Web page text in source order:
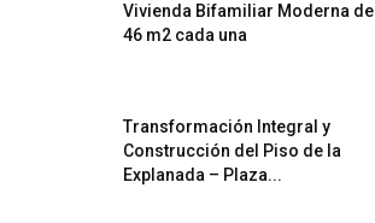
Vivienda Bifamiliar Moderna de
46 m2 cada una
Transformación Integral y
Construcción del Piso de la
Explanada – Plaza...